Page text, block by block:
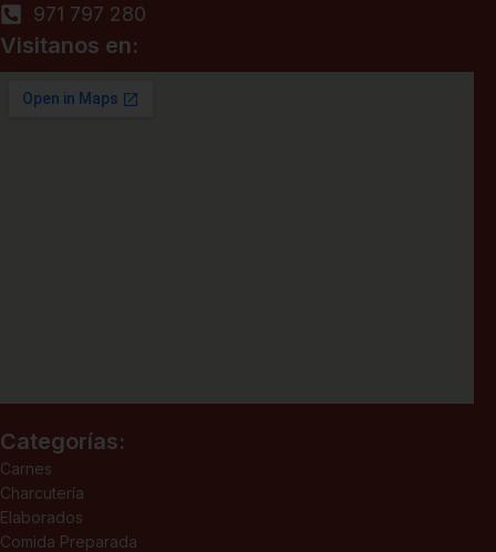
971 797 280
Visitanos en:
Categorías:
Carnes
Charcutería
Elaborados
Comida Preparada